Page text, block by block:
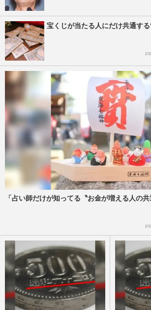
宝くじが当たる人にだけ共通す
「占い師だけが知ってる〝お金が増える人の共